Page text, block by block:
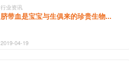
行业资讯
脐带血是宝宝与生俱来的珍贵生物...
2019-04-19